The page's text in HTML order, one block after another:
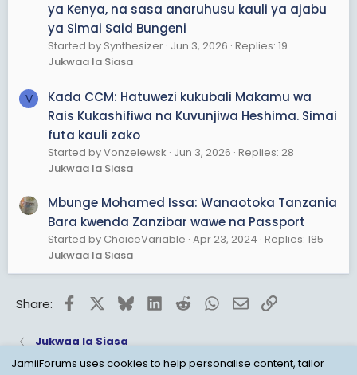
ya Kenya, na sasa anaruhusu kauli ya ajabu
ya Simai Said Bungeni
Started by Synthesizer Jun 3, 2026 Replies: 19
Jukwaa la Siasa
V
Kada CCM: Hatuwezi kukubali Makamu wa
Rais Kukashifiwa na Kuvunjiwa Heshima. Simai
futa kauli zako
Started by Vonzelewsk Jun 3, 2026 Replies: 28
Jukwaa la Siasa
Mbunge Mohamed Issa: Wanaotoka Tanzania
Bara kwenda Zanzibar wawe na Passport
Started by ChoiceVariable Apr 23, 2024 Replies: 185
Jukwaa la Siasa
Share: FacebookBlueskyLinkedInRedditWhatsApp
EmailLink
Jukwaa la Siasa
JamiiForums uses cookies to help personalise content, tailor